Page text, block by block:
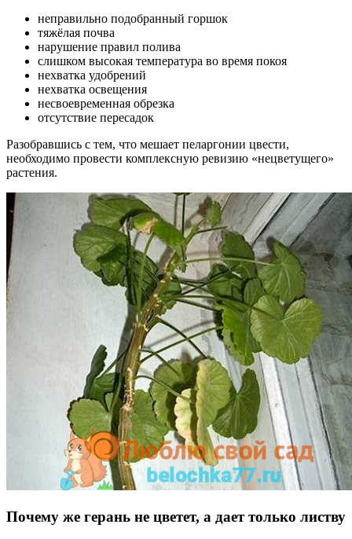
неправильно подобранный горшок
тяжёлая почва
нарушение правил полива
слишком высокая температура во время покоя
нехватка удобрений
нехватка освещения
несвоевременная обрезка
отсутствие пересадок
Разобравшись с тем, что мешает пеларгонии цвести,
необходимо провести комплексную ревизию «нецветущего»
растения.
Почему же герань не цветет, а дает только листву